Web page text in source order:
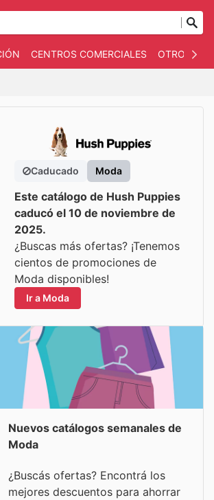
CENTROS COMERCIALES OTROS
Caducado Moda
Este catálogo de Hush Puppies
caducó el 10 de noviembre de
2025.
¿Buscas más ofertas? ¡Tenemos
cientos de promociones de
Moda disponibles!
Ir a Moda
Nuevos catálogos semanales de
Moda
¿Buscás ofertas? Encontrá los
mejores descuentos para ahorrar